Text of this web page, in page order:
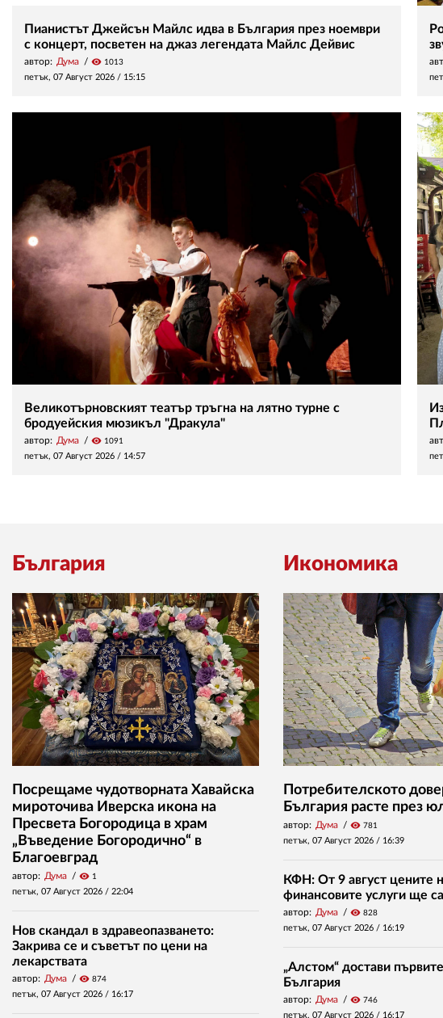
Пианистът Джейсън Майлс идва в България през ноември
с концерт, посветен на джаз легендата Майлс Дейвис
автор: Дума visibility 1013
петък, 07 Август 2026 / 15:15
Великотърновският театър тръгна на лятно турне с
бродуейския мюзикъл "Дракула"
автор: Дума visibility 1091
петък, 07 Август 2026 / 14:57
България
Посрещаме чудотворната Хавайска
мироточива Иверска икона на
Пресвета Богородица в храм
„Въведение Богородично“ в
Благоевград
автор: Дума visibility 1
петък, 07 Август 2026 / 22:04
Нов скандал в здравеопазването:
Закрива се и съветът по цени на
лекарствата
автор: Дума visibility 874
петък, 07 Август 2026 / 16:17
Икономика
Потребителското
България расте през
автор: Дума visibility 781
петък, 07 Август 2026 / 16:39
КФН: От 9 август цените
финансовите услуги ще
автор: Дума visibility 828
петък, 07 Август 2026 / 16:19
„Алстом“ достави
България
автор: Дума visibility 746
петък, 07 Август 2026 / 16:17